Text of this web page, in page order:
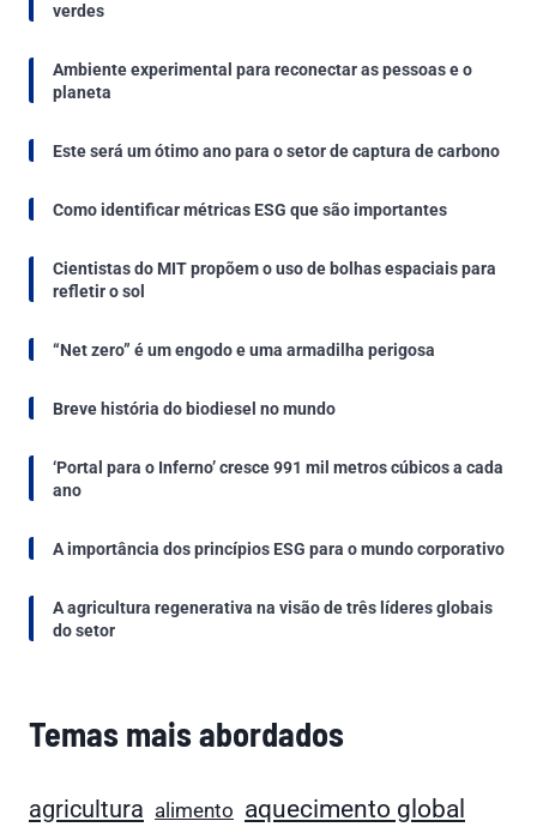
verdes
Ambiente experimental para reconectar as pessoas e o
planeta
Este será um ótimo ano para o setor de captura de carbono
Como identificar métricas ESG que são importantes
Cientistas do MIT propõem o uso de bolhas espaciais para
refletir o sol
“Net zero” é um engodo e uma armadilha perigosa
Breve história do biodiesel no mundo
‘Portal para o Inferno’ cresce 991 mil metros cúbicos a cada
ano
A importância dos princípios ESG para o mundo corporativo
A agricultura regenerativa na visão de três líderes globais
do setor
Temas mais abordados
agricultura alimento aquecimento global